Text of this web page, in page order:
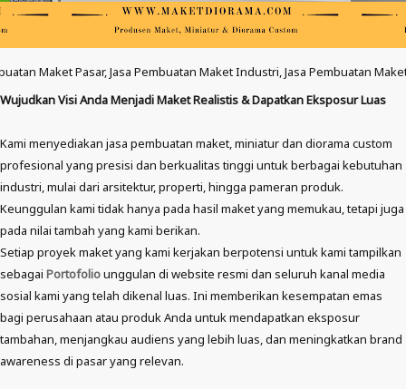
Pembuatan Maket Industri, Jasa Pembuatan
Wujudkan Visi Anda Menjadi Maket Realistis & Dapatkan Eksposur Luas
Kami menyediakan jasa pembuatan maket, miniatur dan diorama custom
profesional yang presisi dan berkualitas tinggi untuk berbagai kebutuhan
industri, mulai dari arsitektur, properti, hingga pameran produk.
Keunggulan kami tidak hanya pada hasil maket yang memukau, tetapi juga
pada nilai tambah yang kami berikan.
Setiap proyek maket yang kami kerjakan berpotensi untuk kami tampilkan
sebagai Portofoliounggulan di website resmi dan seluruh kanal media
sosial kami yang telah dikenal luas. Ini memberikan kesempatan emas
bagi perusahaan atau produk Anda untuk mendapatkan eksposur
tambahan, menjangkau audiens yang lebih luas, dan meningkatkan brand
awareness di pasar yang relevan.